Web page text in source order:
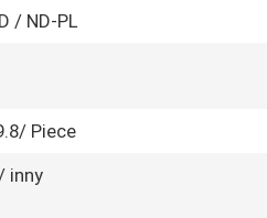
/ ND-PL
Piece
inny